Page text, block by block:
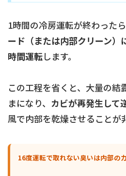
1時間の冷房運転が終わったら
ード（または内部クリーン）
時間運転します。
この工程を省くと、大量の結
まになり、 カビが再発生して
風で内部を乾燥させることが
16度運転で取れない臭いは内部の